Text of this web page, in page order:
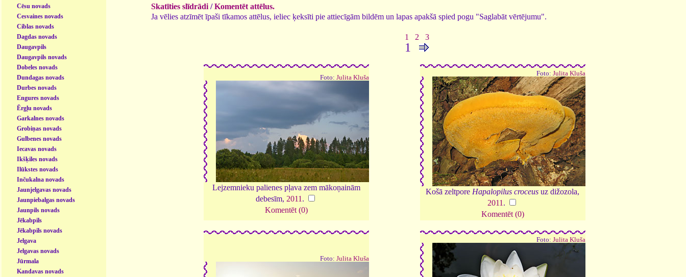
Cēsu novads
Cesvaines novads
Ciblas novads
Dagdas novads
Daugavpils
Daugavpils novads
Dobeles novads
Dundagas novads
Durbes novads
Engures novads
Ērgļu novads
Garkalnes novads
Grobiņas novads
Gulbenes novads
Iecavas novads
Ikšķiles novads
Ilūkstes novads
Inčukalna novads
Jaunjelgavas novads
Jaunpiebalgas novads
Jaunpils novads
Jēkabpils
Jēkabpils novads
Jelgava
Jelgavas novads
Jūrmala
Kandavas novads
Skatīties slīdrādi /Komentēt attēlus.
Ja vēlies atzīmēt īpaši tīkamos attēlus, ieliec ķeksīti pie attiecīgām bildēm un lapas apakšā spied pogu "Saglabāt vērtējumu".
1 2 3
1
Foto: Julita Kluša
Lejzemnieku palienes pļava zem mākoņainām
debesīm, 2011 .
Komentēt (0)
Foto: Julita Kluša
Košā zeltpore Hapalopilus croceus uz dižozola,
2011 .
Komentēt (0)
Foto: Julita Kluša
Foto: Julita Kluša